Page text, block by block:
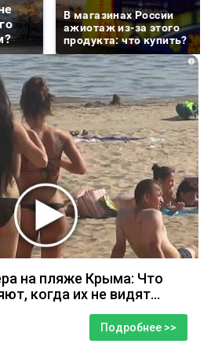
В магазинах России
ажиотаж из-за этого
продукта: что купить?
i
на пляже Крыма: Что
когда их не видят...
Подробнее >>